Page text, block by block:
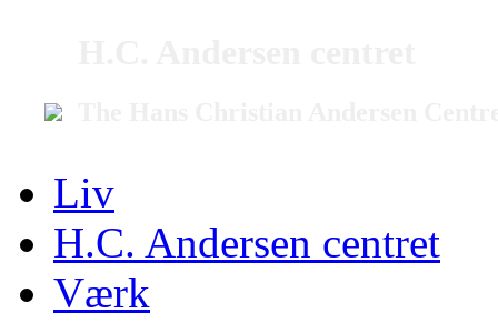
Liv
H.C. Andersen centret
Værk